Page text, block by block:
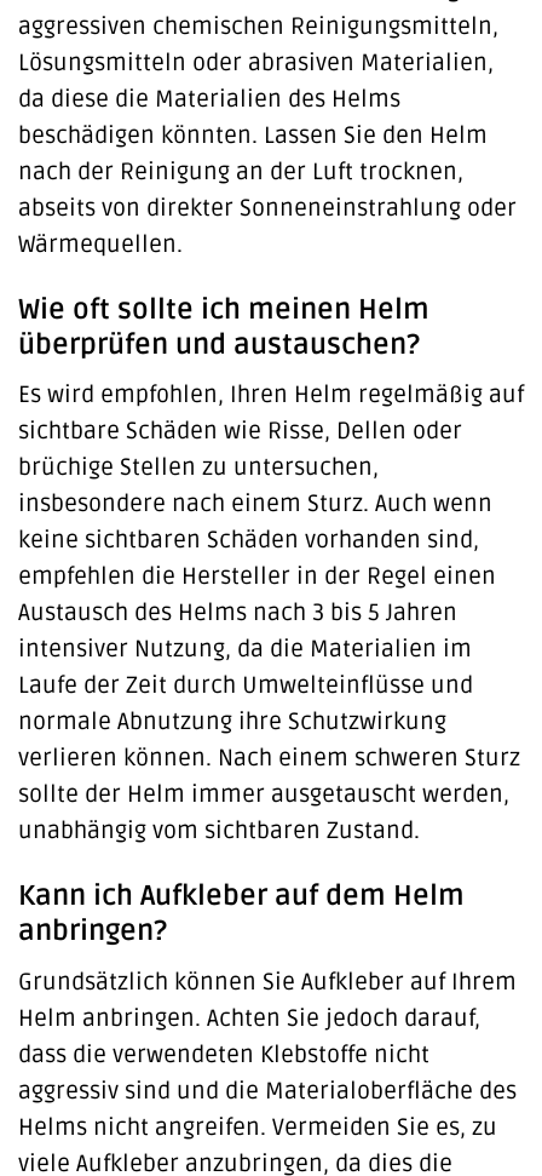
aggressiven chemischen Reinigungsmitteln,
Lösungsmitteln oder abrasiven Materialien,
da diese die Materialien des Helms
beschädigen könnten. Lassen Sie den Helm
nach der Reinigung an der Luft trocknen,
abseits von direkter Sonneneinstrahlung oder
Wärmequellen.
Wie oft sollte ich meinen Helm
überprüfen und austauschen?
Es wird empfohlen, Ihren Helm regelmäßig auf
sichtbare Schäden wie Risse, Dellen oder
brüchige Stellen zu untersuchen,
insbesondere nach einem Sturz. Auch wenn
keine sichtbaren Schäden vorhanden sind,
empfehlen die Hersteller in der Regel einen
Austausch des Helms nach 3 bis 5 Jahren
intensiver Nutzung, da die Materialien im
Laufe der Zeit durch Umwelteinflüsse und
normale Abnutzung ihre Schutzwirkung
verlieren können. Nach einem schweren Sturz
sollte der Helm immer ausgetauscht werden,
unabhängig vom sichtbaren Zustand.
Kann ich Aufkleber auf dem Helm
anbringen?
Grundsätzlich können Sie Aufkleber auf Ihrem
Helm anbringen. Achten Sie jedoch darauf,
dass die verwendeten Klebstoffe nicht
aggressiv sind und die Materialoberfläche des
Helms nicht angreifen. Vermeiden Sie es, zu
viele Aufkleber anzubringen, da dies die